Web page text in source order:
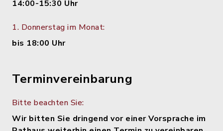
14:00-15:30 Uhr
1. Donnerstag im Monat:
bis 18:00 Uhr
Terminvereinbarung
Bitte beachten Sie:
Wir bitten Sie dringend vor einer Vorsprache im